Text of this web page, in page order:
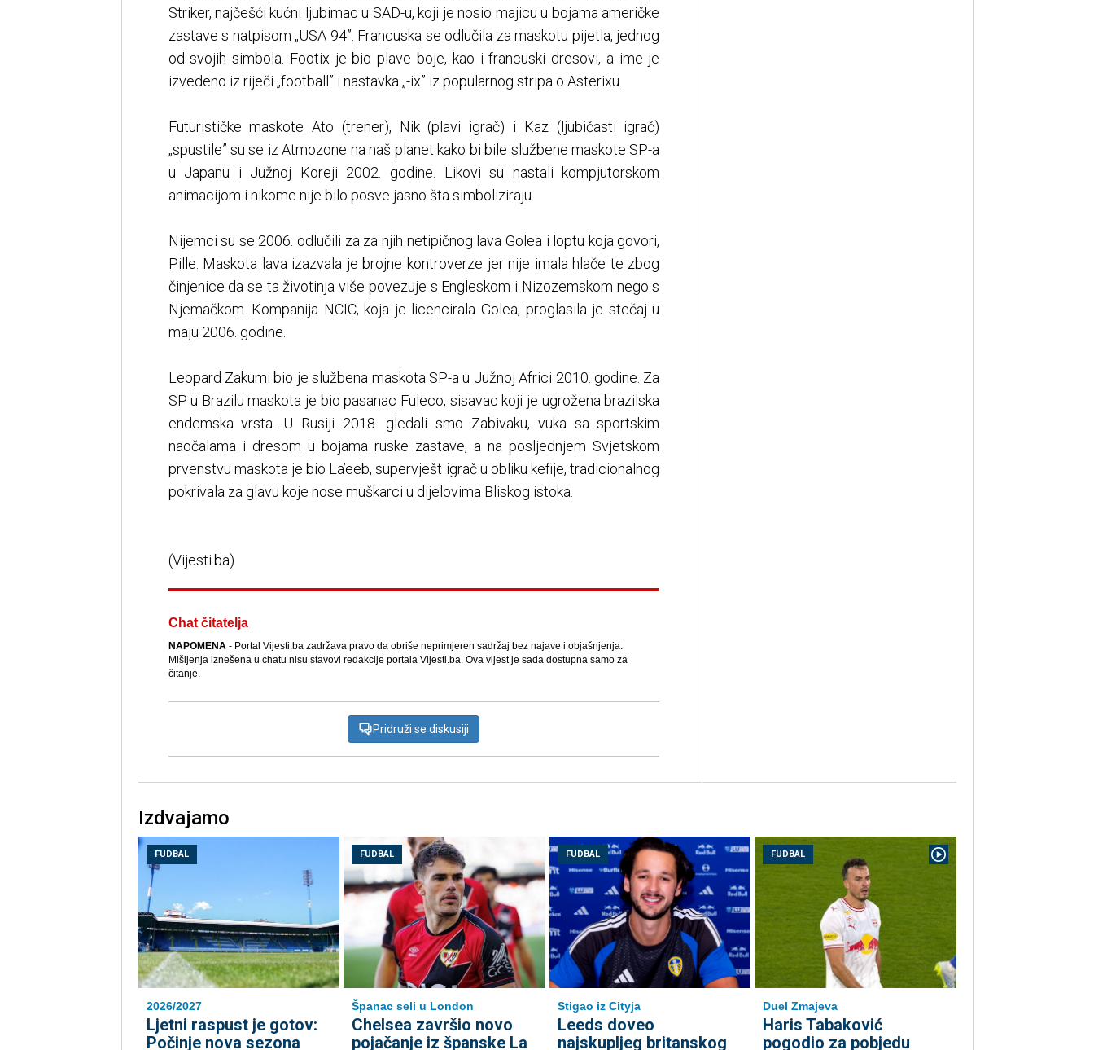
Striker, najčešći kućni ljubimac u SAD-u, koji je nosio majicu u bojama američke
zastave s natpisom „USA 94”. Francuska se odlučila za maskotu pijetla, jednog
od svojih simbola. Footix je bio plave boje, kao i francuski dresovi, a ime je
izvedeno iz riječi „football” i nastavka „-ix” iz popularnog stripa o Asterixu.
Futurističke maskote Ato (trener), Nik (plavi igrač) i Kaz (ljubičasti igrač)
„spustile” su se iz Atmozone na naš planet kako bi bile službene maskote SP-a
u Japanu i Južnoj Koreji 2002. godine. Likovi su nastali kompjutorskom
animacijom i nikome nije bilo posve jasno šta simboliziraju.
Nijemci su se 2006. odlučili za za njih netipičnog lava Golea i loptu koja govori,
Pille. Maskota lava izazvala je brojne kontroverze jer nije imala hlače te zbog
činjenice da se ta životinja više povezuje s Engleskom i Nizozemskom nego s
Njemačkom. Kompanija NCIC, koja je licencirala Golea, proglasila je stečaj u
maju 2006. godine.
Leopard Zakumi bio je službena maskota SP-a u Južnoj Africi 2010. godine. Za
SP u Brazilu maskota je bio pasanac Fuleco, sisavac koji je ugrožena brazilska
endemska vrsta. U Rusiji 2018. gledali smo Zabivaku, vuka sa sportskim
naočalama i dresom u bojama ruske zastave, a na posljednjem Svjetskom
prvenstvu maskota je bio La’eeb, supervješt igrač u obliku kefije, tradicionalnog
pokrivala za glavu koje nose muškarci u dijelovima Bliskog istoka.
(Vijesti.ba)
Chat čitatelja
NAPOMENA- Portal Vijesti.ba zadržava pravo da obriše neprimjeren sadržaj bez najave i objašnjenja.
Mišljenja iznešena u chatu nisu stavovi redakcije portala Vijesti.ba. Ova vijest je sada dostupna samo za
čitanje.
Pridruži se diskusiji
Izdvajamo
FUDBAL
2026/2027
Ljetni raspust je gotov:
Počinje nova sezona
FUDBAL
Španac seli u London
Chelsea završio novo
pojačanje iz španske La
FUDBAL
Stigao iz Cityja
Leeds doveo
najskupljeg britanskog
FUDBAL
Duel Zmajeva
Haris Tabaković
pogodio za pobjedu